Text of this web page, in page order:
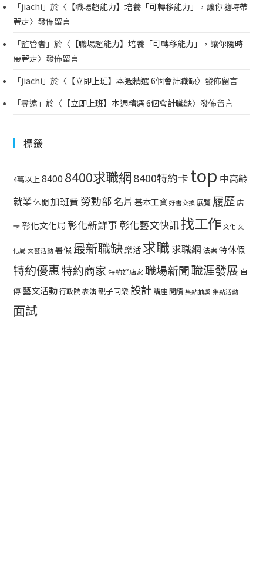
「jiachi 」於〈 【職場超能力】培養「可轉移能力」，讓你隨時帶
著走〉發佈留言
「監管者 」於〈 【職場超能力】培養「可轉移能力」，讓你隨時
帶著走〉發佈留言
「jiachi 」於〈 【立即上班】本週精選 6個會計職缺〉發佈留言
「尋遠 」於〈 【立即上班】本週精選 6個會計職缺〉發佈留言
標籤
4萬以上8400 8400求職網8400特約卡top 中高齡
就業休閒加班費 勞動部 名片 基本工資 好書交換 展覽 履歷店
卡彰化文化局 彰化新鮮事 彰化藝文快訊找工作 文化 文
化局 文藝活動 暑假 最新職缺樂活求職 求職網 法案特休假
特約優惠特約商家 特約好店家職場新聞職涯發展 自
傳 藝文活動行政院表演親子同樂 設計 講座閱讀 集點抽獎 集點活動
面試